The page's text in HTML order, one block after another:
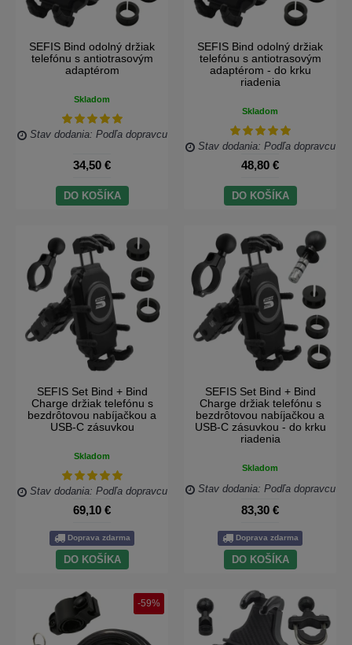
SEFIS Bind odolný držiak
telefónu s antiotrasovým
adaptérom
Skladom
Stav dodania: Podľa dopravcu
34,50 €
DO KOŠÍKA
SEFIS Bind odolný držiak
telefónu s antiotrasovým
adaptérom - do krku
riadenia
Skladom
Stav dodania: Podľa dopravcu
48,80 €
DO KOŠÍKA
SEFIS Set Bind + Bind
Charge držiak telefónu s
bezdrôtovou nabíjačkou a
USB-C zásuvkou
Skladom
Stav dodania: Podľa dopravcu
69,10 €
Doprava zdarma
DO KOŠÍKA
SEFIS Set Bind + Bind
Charge držiak telefónu s
bezdrôtovou nabíjačkou a
USB-C zásuvkou - do krku
riadenia
Skladom
Stav dodania: Podľa dopravcu
83,30 €
Doprava zdarma
DO KOŠÍKA
-59%